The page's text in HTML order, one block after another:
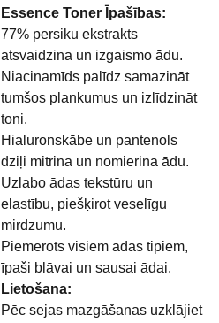
Essence Toner Īpašības:
77% persiku ekstrakts
atsvaidzina un izgaismo ādu.
Niacinamīds palīdz samazināt
tumšos plankumus un izlīdzināt
toni.
Hialuronskābe un pantenols
dziļi mitrina un nomierina ādu.
Uzlabo ādas tekstūru un
elastību, piešķirot veselīgu
mirdzumu.
Piemērots visiem ādas tipiem,
īpaši blāvai un sausai ādai.
Lietošana:
Pēc sejas mazgāšanas uzklājiet